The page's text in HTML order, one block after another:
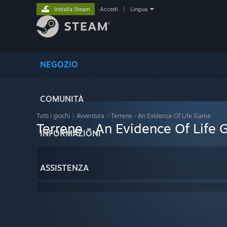
NEGOZIO
COMUNITÀ
INFORMAZIONI
ASSISTENZA
Installa Steam Accedi Lingua
Tutti i giochi > Avventura > Terrene - An Evidence Of Life Game
Terrene - An Evidence Of Life